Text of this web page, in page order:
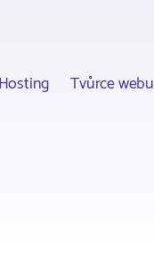
Hosting Tvůrce webu